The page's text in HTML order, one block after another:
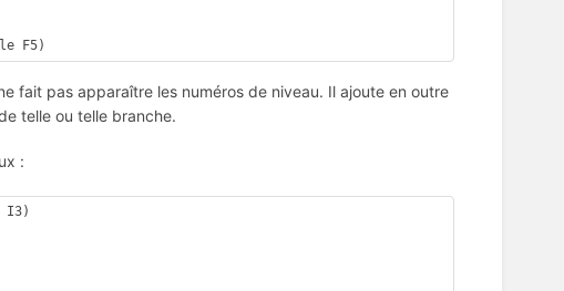
fait pas apparaître les numéros de niveau. Il ajoute en outre
telle ou telle branche.
:
I3)